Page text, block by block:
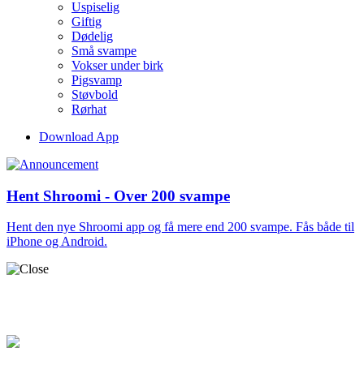
Uspiselig
Giftig
Dødelig
Små svampe
Vokser under birk
Pigsvamp
Støvbold
Rørhat
Download App
Hent Shroomi - Over 200 svampe
Hent den nye Shroomi app og få mere end 200 svampe. Fås både til
iPhone og Android.